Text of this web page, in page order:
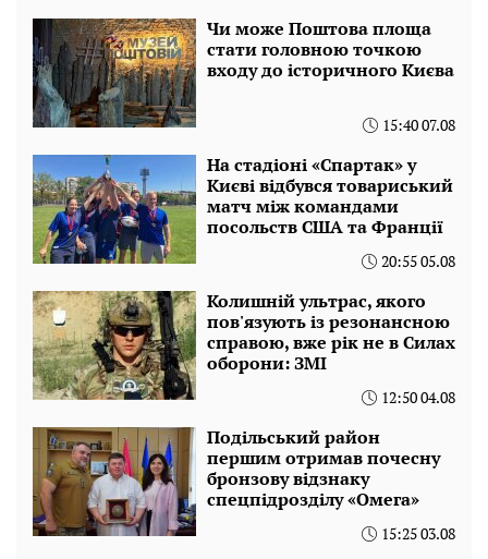
Чи може Поштова площа
стати головною точкою
входу до історичного Києва
15:40 07.08
На стадіоні «Спартак» у
Києві відбувся товариський
матч між командами
посольств США та Франції
20:55 05.08
Колишній ультрас, якого
пов'язують із резонансною
справою, вже рік не в Силах
оборони: ЗМІ
12:50 04.08
Подільський район
першим отримав почесну
бронзову відзнаку
спецпідрозділу «Омега»
15:25 03.08